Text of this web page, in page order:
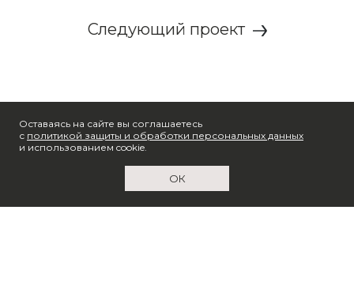
Следующий проект
Оставаясь на сайте вы соглашаетесь
с политикой защиты и обработки персональных данных
и использованием cookie.
ОК